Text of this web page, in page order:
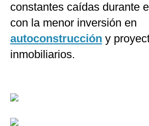
constantes caídas durante
con la menor inversión en
autoconstrucción y
inmobiliarios.